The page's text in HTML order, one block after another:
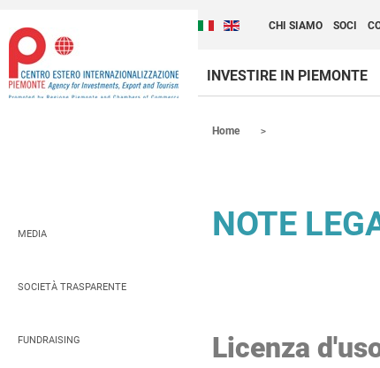
Italiano (Italia)
English (United
CHI SIAMO SOCI
INVESTIRE IN PIEMONTE
Home
NOTE
Licenza
MEDIA
SOCIETÀ TRASPARENTE
FUNDRAISING